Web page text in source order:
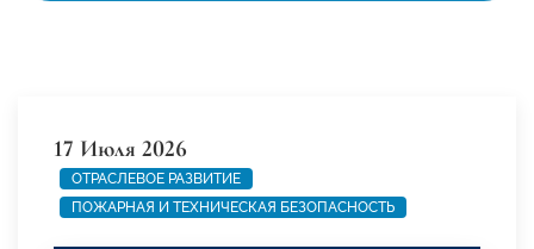
17 Июля 2026
ОТРАСЛЕВОЕ РАЗВИТИЕ
ПОЖАРНАЯ И ТЕХНИЧЕСКАЯ БЕЗОПАСНОСТЬ